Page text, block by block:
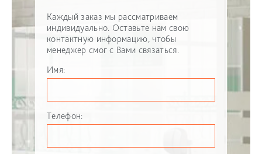
Каждый заказ мы рассматриваем
индивидуально. Оставьте нам свою
контактную информацию, чтобы
менеджер смог с Вами связаться.
Имя:
Телефон: